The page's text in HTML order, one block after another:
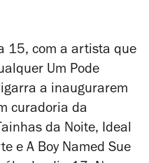
15, com a artista que
Um Pode
a inaugurarem
curadoria da
da Noite, Ideal
e A Boy Named Sue